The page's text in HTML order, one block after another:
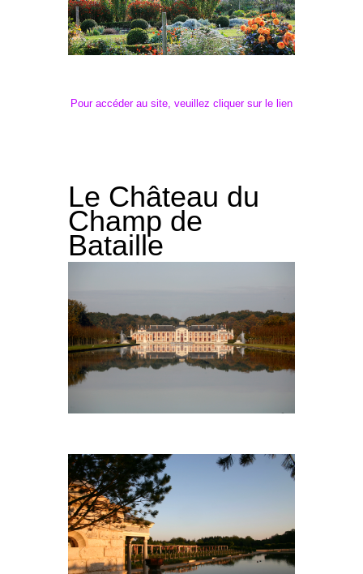
Pour accéder au site, veuillez cliquer sur le lien
Le Château du
Champ de
Bataille